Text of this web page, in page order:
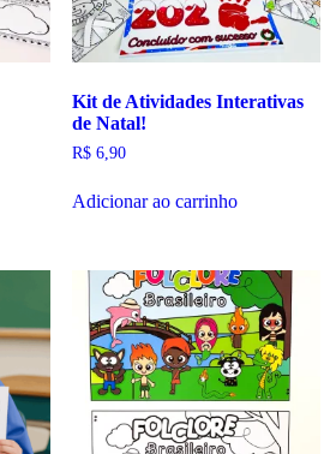
Kit de Atividades Interativas
de Natal!
R$6,90
Adicionar ao carrinho